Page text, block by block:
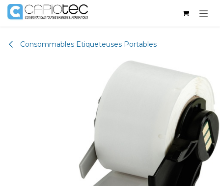
Se rendre au contenu
Consommables Etiqueteuses Portables